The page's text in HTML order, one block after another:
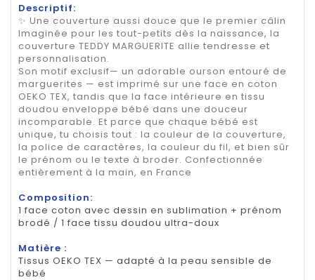
Descriptif:
✨ Une couverture aussi douce que le premier câlin
Imaginée pour les tout-petits dès la naissance, la
couverture TEDDY MARGUERITE allie tendresse et
personnalisation.
Son motif exclusif— un adorable ourson entouré de
marguerites — est imprimé sur une face en coton
OEKO TEX, tandis que la face intérieure en tissu
doudou enveloppe bébé dans une douceur
incomparable. Et parce que chaque bébé est
unique, tu choisis tout : la couleur de la couverture,
la police de caractères, la couleur du fil, et bien sûr
le prénom ou le texte à broder. Confectionnée
entièrement à la main, en France
Composition:
1 face coton avec dessin en sublimation + prénom
brodé / 1 face tissu doudou ultra-doux
Matière :
Tissus OEKO TEX — adapté à la peau sensible de
bébé